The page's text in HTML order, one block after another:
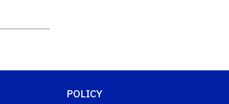
POLICY